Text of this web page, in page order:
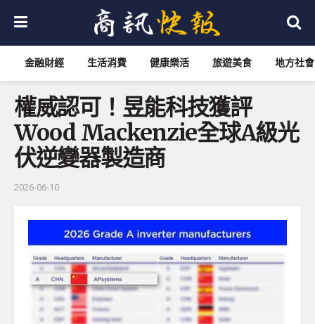
金融財經 生活消費 健康樂活 旅遊美食 地方社會
權威認可！昱能科技獲評
Wood Mackenzie全球A級光
伏逆變器製造商
2026-06-10